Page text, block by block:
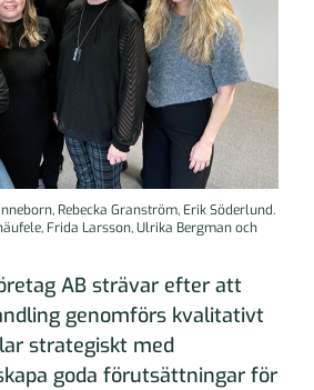
Rebecka Granström, Erik Söderlund.
Frida Larsson, Ulrika Bergman och
AB strävar efter att
genomförs kvalitativt
strategiskt med
goda förutsättningar för